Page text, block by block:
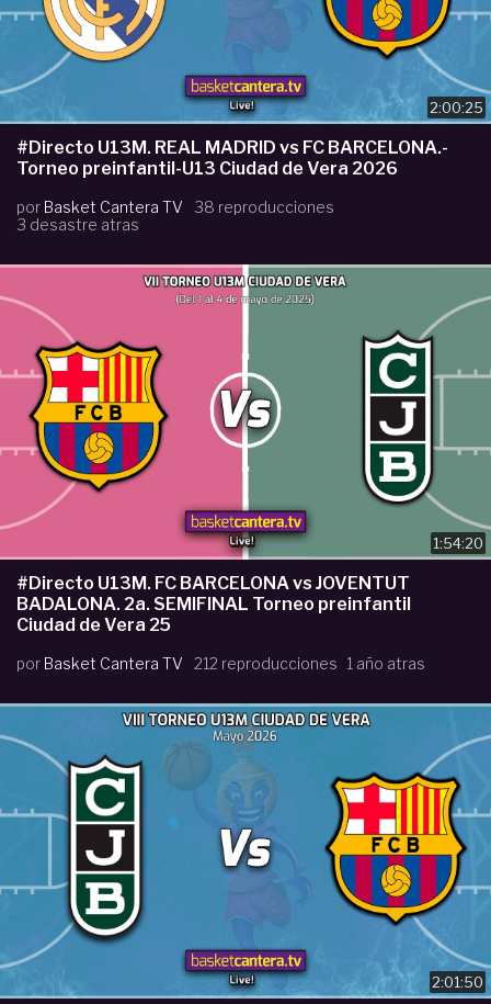
2:00:25
#Directo U13M. REAL MADRID vs FC BARCELONA.-
Torneo preinfantil-U13 Ciudad de Vera 2026
por Basket Cantera TV
38 reproducciones
3 desastre atras
1:54:20
#Directo U13M. FC BARCELONA vs JOVENTUT
BADALONA. 2a. SEMIFINAL Torneo preinfantil
Ciudad de Vera 25
por Basket Cantera TV 212 reproducciones 1 año atras
2:01:50